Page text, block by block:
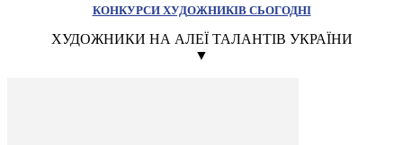
КОНКУРСИ ХУДОЖНИКІВ СЬОГОДНІ
ХУДОЖНИКИ НА АЛЕЇ ТАЛАНТІВ УКРАЇНИ
▼